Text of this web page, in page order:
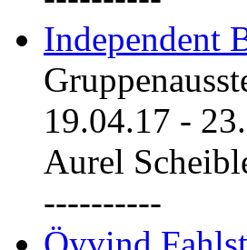
Independent
19.04.17 -
Aurel
----------